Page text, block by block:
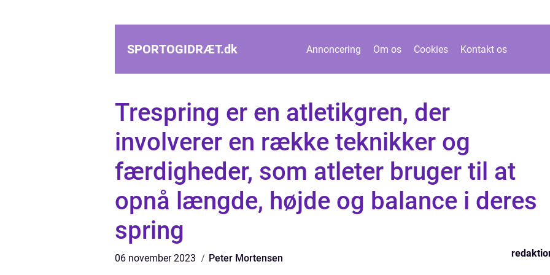
SPORTOGIDRÆT.dk Annoncering Om os Cookies Kontakt os
Trespring er en atletikgren, der
involverer en række teknikker og
færdigheder, som atleter bruger til at
opnå længde, højde og balance i deres
spring
06 november 2023 Peter Mortensen